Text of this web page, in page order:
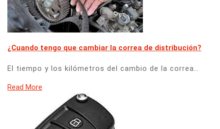
¿Cuando tengo que cambiar la correa de distribución?
El tiempo y los kilómetros del cambio de la correa…
Read More